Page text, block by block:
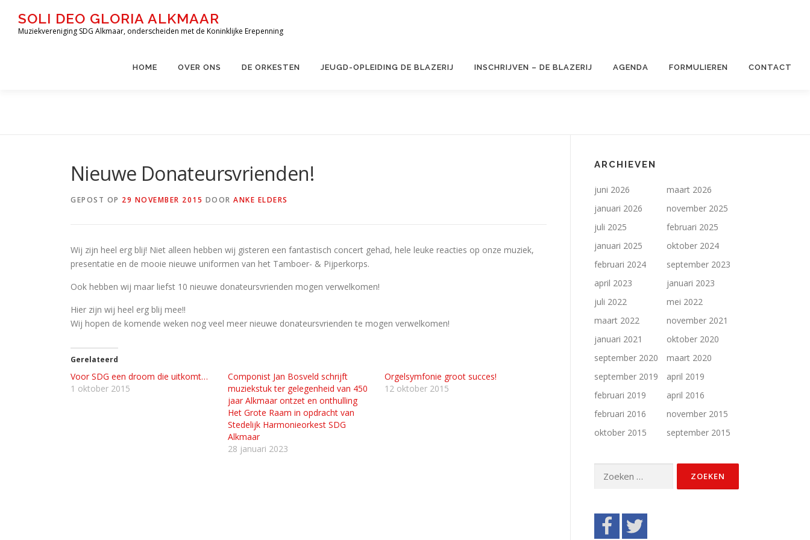
SOLI DEO GLORIA ALKMAAR
Muziekvereniging SDG Alkmaar, onderscheiden met de Koninklijke Erepenning
HOME OVER ONS DE ORKESTEN JEUGD-OPLEIDING DE BLAZERIJ INSCHRIJVEN – DE BLAZERIJ AGENDA FORMULIEREN CONTACT
Nieuwe Donateursvrienden!
GEPOST OP 29 NOVEMBER 2015 DOOR ANKE ELDERS
Wij zijn heel erg blij! Niet alleen hebben wij gisteren een fantastisch concert gehad, hele leuke reacties op onze muziek,
presentatie en de mooie nieuwe uniformen van het Tamboer- & Pijperkorps.
Ook hebben wij maar liefst 10 nieuwe donateursvrienden mogen verwelkomen!
Hier zijn wij heel erg blij mee!!
Wij hopen de komende weken nog veel meer nieuwe donateursvrienden te mogen verwelkomen!
Gerelateerd
Voor SDG een droom die uitkomt…
1 oktober 2015
Componist Jan Bosveld schrijft
muziekstuk ter gelegenheid van 450
jaar Alkmaar ontzet en onthulling
Het Grote Raam in opdracht van
Stedelijk Harmonieorkest SDG
Alkmaar
28 januari 2023
Orgelsymfonie groot succes!
12 oktober 2015
ARCHIEVEN
juni 2026
maart 2026
januari 2026
november 2025
juli 2025
februari 2025
januari 2025
oktober 2024
februari 2024
september 2023
april 2023
januari 2023
juli 2022
mei 2022
maart 2022
november 2021
januari 2021
oktober 2020
september 2020
maart 2020
september 2019
april 2019
februari 2019
april 2016
februari 2016
november 2015
oktober 2015
september 2015
naar: